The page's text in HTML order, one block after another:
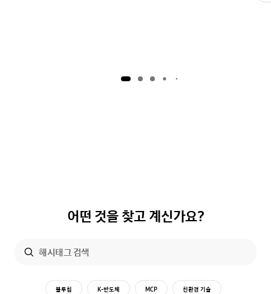
어떤 것을 찾고 계신가요?
블루칩 K-반도체 MCP 친환경 기술